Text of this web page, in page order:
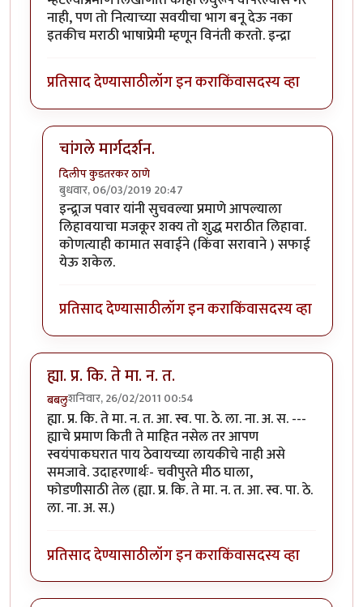
नाही, पण तो नित्याच्या सवयीचा भाग बनू देऊ नका
इतकीच मराठी भाषाप्रेमी म्हणून विनंती करतो. इन्द्रा
प्रतिसाद देण्यासाठीलॉग इन कराकिंवासदस्य व्हा
चांगले मार्गदर्शन.
दिलीप कुडतरकर ठाणे
बुधवार, 06/03/2019 20:47
In reply toसूचना....!!byइन्द्र्राज पवार
इन्द्र्राज पवार यांनी सुचवल्या प्रमाणे आपल्याला
लिहावयाचा मजकूर शक्य तो शुद्ध मराठीत लिहावा.
कोणत्याही कामात सवाईने (किंवा सरावाने ) सफाई
येऊ शकेल.
प्रतिसाद देण्यासाठीलॉग इन कराकिंवासदस्य व्हा
ह्या. प्र. कि. ते मा. न. त.
बबलुशनिवार, 26/02/2011 00:54
ह्या. प्र. कि. ते मा. न. त. आ. स्व. पा. ठे. ला. ना. अ. स. ---
ह्याचे प्रमाण किती ते माहित नसेल तर आपण
स्वयंपाकघरात पाय ठेवायच्या लायकीचे नाही असे
समजावे. उदाहरणार्थः- चवीपुरते मीठ घाला,
फोडणीसाठी तेल (ह्या. प्र. कि. ते मा. न. त. आ. स्व. पा. ठे.
ला. ना. अ. स.)
प्रतिसाद देण्यासाठीलॉग इन कराकिंवासदस्य व्हा